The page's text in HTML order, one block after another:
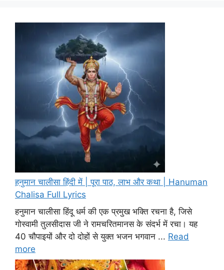
हनुमान चालीसा हिंदी में | पूरा पाठ, लाभ और कथा | Hanuman
Chalisa Full Lyrics
हनुमान चालीसा हिंदू धर्म की एक प्रमुख भक्ति रचना है, जिसे
गोस्वामी तुलसीदास जी ने रामचरितमानस के संदर्भ में रचा। यह
40 चौपाइयों और दो दोहों से युक्त भजन भगवान ... Read
more